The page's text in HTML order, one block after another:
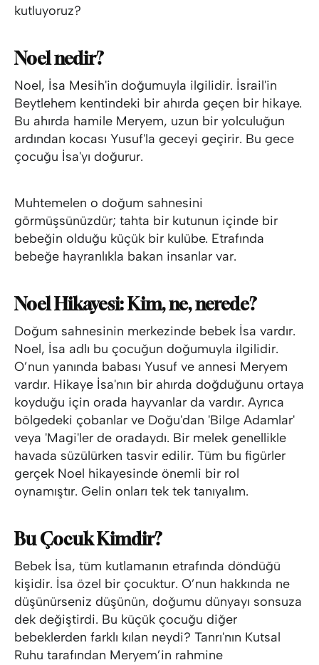
kutluyoruz?
Noel nedir?
Noel, İsa Mesih'in doğumuyla ilgilidir. İsrail'in
Beytlehem kentindeki bir ahırda geçen bir hikaye.
Bu ahırda hamile Meryem, uzun bir yolculuğun
ardından kocası Yusuf'la geceyi geçirir. Bu gece
çocuğu İsa'yı doğurur.
Muhtemelen o doğum sahnesini
görmüşsünüzdür; tahta bir kutunun içinde bir
bebeğin olduğu küçük bir kulübe. Etrafında
bebeğe hayranlıkla bakan insanlar var.
Noel Hikayesi: Kim, ne, nerede?
Doğum sahnesinin merkezinde bebek İsa vardır.
Noel, İsa adlı bu çocuğun doğumuyla ilgilidir.
O’nun yanında babası Yusuf ve annesi Meryem
vardır. Hikaye İsa'nın bir ahırda doğduğunu ortaya
koyduğu için orada hayvanlar da vardır. Ayrıca
bölgedeki çobanlar ve Doğu'dan 'Bilge Adamlar'
veya 'Magi'ler de oradaydı. Bir melek genellikle
havada süzülürken tasvir edilir. Tüm bu figürler
gerçek Noel hikayesinde önemli bir rol
oynamıştır. Gelin onları tek tek tanıyalım.
Bu Çocuk Kimdir?
Bebek İsa, tüm kutlamanın etrafında döndüğü
kişidir. İsa özel bir çocuktur. O’nun hakkında ne
düşünürseniz düşünün, doğumu dünyayı sonsuza
dek değiştirdi. Bu küçük çocuğu diğer
bebeklerden farklı kılan neydi? Tanrı'nın Kutsal
Ruhu tarafından Meryem’in rahmine